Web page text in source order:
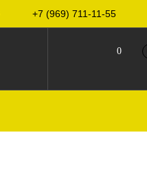
+7 (969) 711-11-55
0